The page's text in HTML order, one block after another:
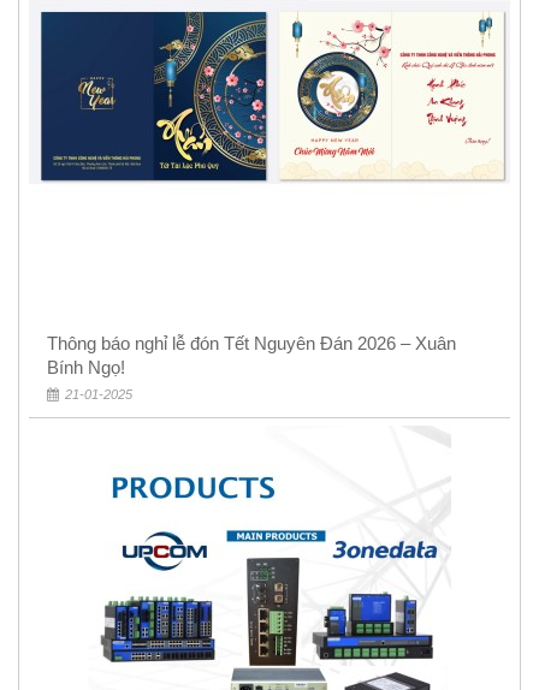
Thông báo nghỉ lễ đón Tết Nguyên Đán 2026 – Xuân
Bính Ngọ!
21-01-2025